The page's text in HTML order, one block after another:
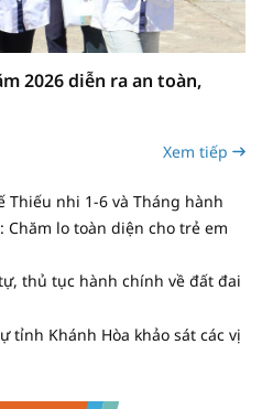
2026 diễn ra an toàn,
Xem tiếp
Thiếu nhi 1-6 và Tháng hành
Chăm lo toàn diện cho trẻ em
thủ tục hành chính về đất đai
tỉnh Khánh Hòa khảo sát các vị